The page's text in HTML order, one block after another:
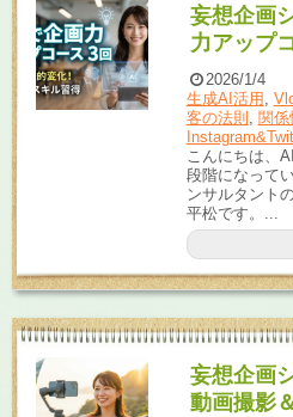
妄想企画
力アップ
2026/1/4
生成AI活用
客の法則 関係
こんにちは、
段階になって
ンサルタント
平松です。...
妄想企画
動画撮影